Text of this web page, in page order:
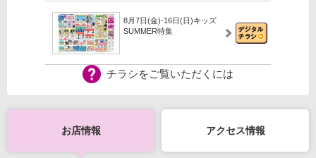
8月7日(金)-16日(日)キッズ
SUMMER特集
チラシをご覧いただくには
お店情報 アクセス情報